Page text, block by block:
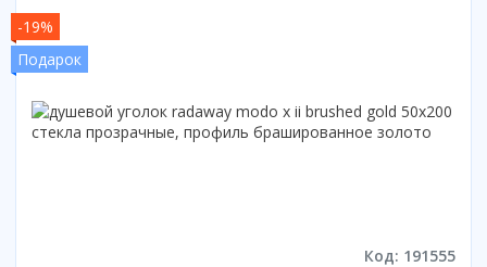
Прямоугольные
Квадратная
Полукруглая
Способ открывания
-19%
Подарок
Код: 191555